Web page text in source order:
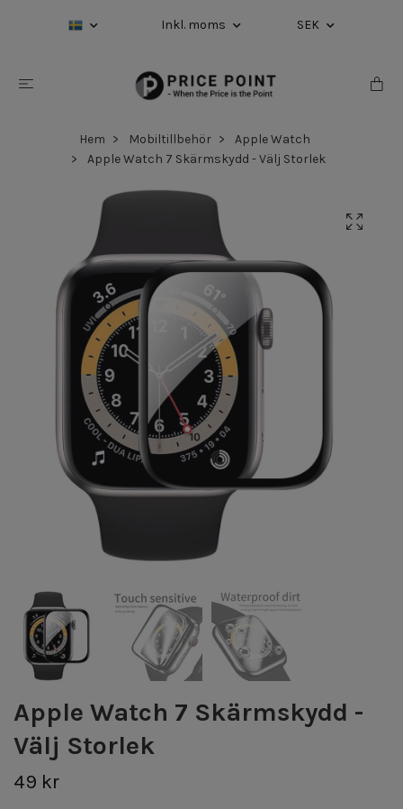
Inkl. moms SEK
Hem Mobiltillbehör
Apple Watch
Apple Watch 7 Skärmskydd - Välj Storlek
Apple Watch 7 Skärmskydd -
Välj Storlek
49 kr